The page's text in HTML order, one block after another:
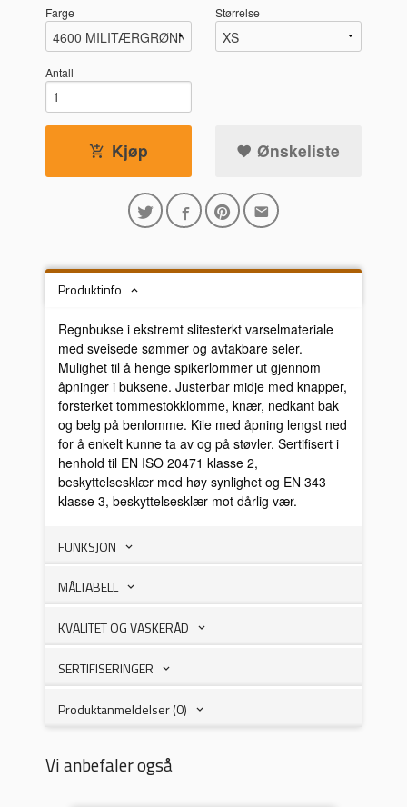
Farge Størrelse
Antall
Kjøp Ønskeliste
Produktinfo
Regnbukse i ekstremt slitesterkt varselmateriale
med sveisede sømmer og avtakbare seler.
Mulighet til å henge spikerlommer ut gjennom
åpninger i buksene. Justerbar midje med knapper,
forsterket tommestokklomme, knær, nedkant bak
og belg på benlomme. Kile med åpning lengst ned
for å enkelt kunne ta av og på støvler. Sertifisert i
henhold til EN ISO 20471 klasse 2,
beskyttelsesklær med høy synlighet og EN 343
klasse 3, beskyttelsesklær mot dårlig vær.
FUNKSJON
MÅLTABELL
KVALITET OG VASKERÅD
SERTIFISERINGER
Produktanmeldelser (0)
Vi anbefaler også